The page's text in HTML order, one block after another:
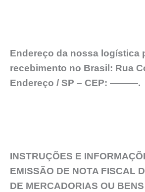
Endereço da nossa logística
recebimento no Brasil: Rua
Endereço / SP – CEP: ———.
INSTRUÇÕES E
EMISSÃO DE NOTA FISCAL
DE MERCADORIAS OU